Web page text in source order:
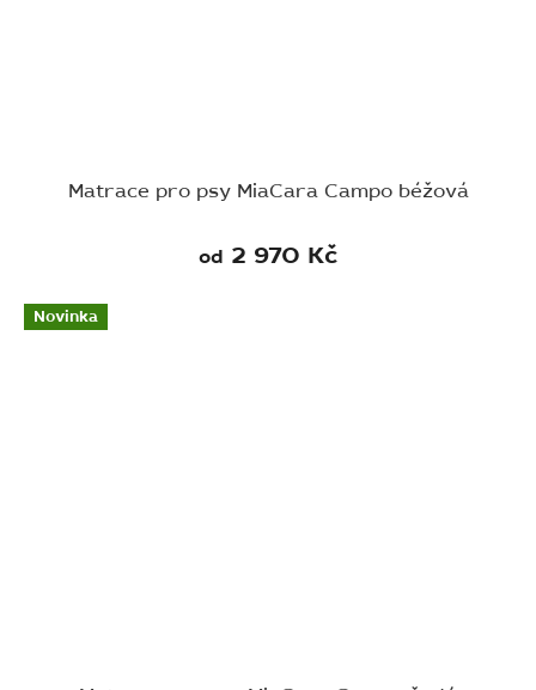
Matrace pro psy MiaCara Campo béžová
od 2 970 Kč
Novinka